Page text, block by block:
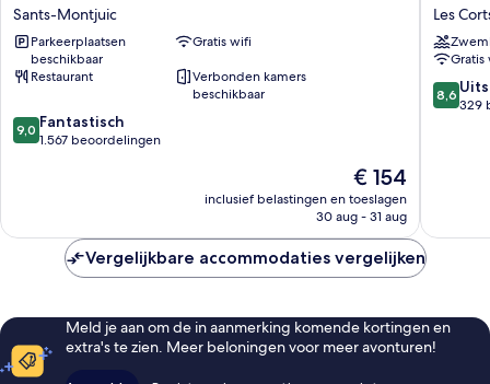
Sants
Sants-
Montjuic
Sants-Montjuic
Parkeerplaatsen
beschikbaar
Gratis wifi
Restaurant
Verbonden kamers
beschikbaar
9.0
van
9,0 Fantastisch
1.567 beoordelingen
De
prijs
is
€ 154
inclusief belastingen en toeslagen
30 aug - 31 aug
Hotel
Les
Corts
Les
Gratis
8.6
van
8,6
329
Vergelijkbare accommodaties vergelijken
Meld je aan om de in aanmerking komende kortingen en
extra's te zien. Meer beloningen voor meer avonturen!